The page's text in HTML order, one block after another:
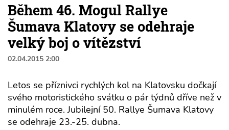
Během 46. Mogul Rallye
Šumava Klatovy se odehraje
velký boj o vítězství
02.04.2015 2:00
Letos se příznivci rychlých kol na Klatovsku dočkají
svého motoristického svátku o pár týdnů dříve než v
minulém roce. Jubilejní 50. Rallye Šumava Klatovy
se odehraje 23.-25. dubna.